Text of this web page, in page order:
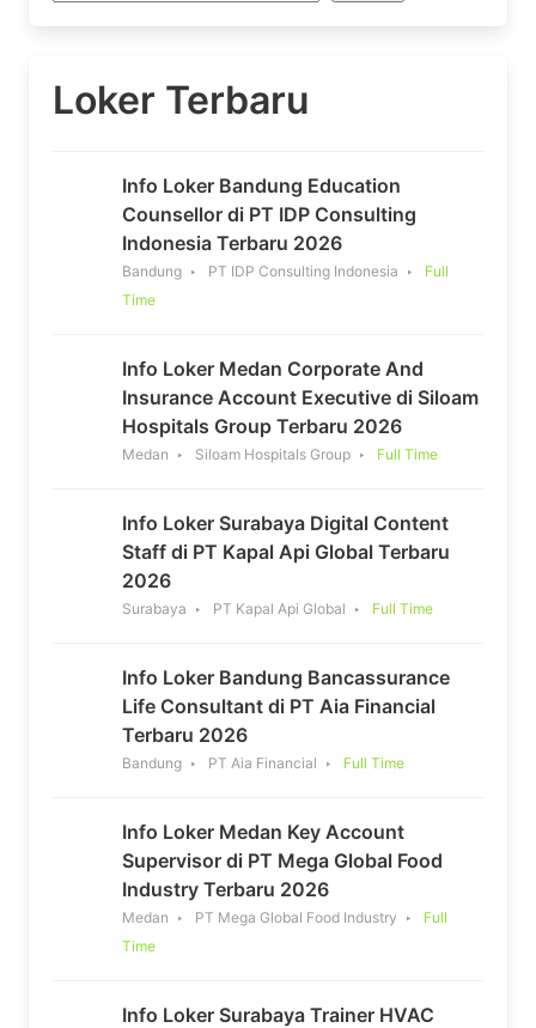
Loker Terbaru
Info Loker Bandung Education
Counsellor di PT IDP Consulting
Indonesia Terbaru 2026
Bandung PT IDP Consulting Indonesia
Full
Time
Info Loker Medan Corporate And
Insurance Account Executive di Siloam
Hospitals Group Terbaru 2026
Medan Siloam Hospitals Group Full Time
Info Loker Surabaya Digital Content
Staff di PT Kapal Api Global Terbaru
2026
Surabaya PT Kapal Api Global Full Time
Info Loker Bandung Bancassurance
Life Consultant di PT Aia Financial
Terbaru 2026
Bandung PT Aia Financial Full Time
Info Loker Medan Key Account
Supervisor di PT Mega Global Food
Industry Terbaru 2026
Medan PT Mega Global Food Industry
Full
Time
Info Loker Surabaya Trainer HVAC